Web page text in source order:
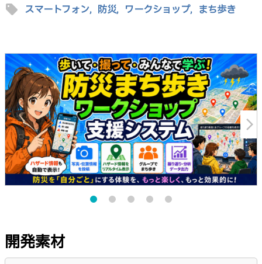
sell スマートフォン, 防災, ワークショップ, まち歩き
arrow_forward_ios
開発素材